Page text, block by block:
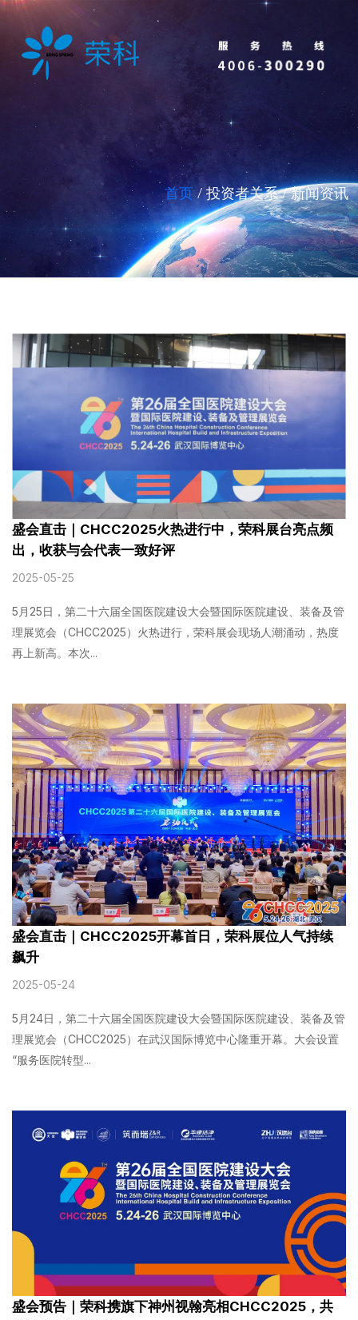
首页/ 投资者关系 / 新闻资讯
盛会直击｜CHCC2025火热进行中，荣科展台亮点频
出，收获与会代表一致好评
2025-05-25
5月25日，第二十六届全国医院建设大会暨国际医院建设、装备及管
理展览会（CHCC2025）火热进行，荣科展会现场人潮涌动，热度
再上新高。本次...
盛会直击｜CHCC2025开幕首日，荣科展位人气持续
飙升
2025-05-24
5月24日，第二十六届全国医院建设大会暨国际医院建设、装备及管
理展览会（CHCC2025）在武汉国际博览中心隆重开幕。大会设置
“服务医院转型...
盛会预告｜荣科携旗下神州视翰亮相CHCC2025，共